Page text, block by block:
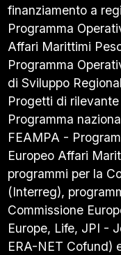
finanziamento a
Programma
Affari Marittimi
Programma
di Sviluppo
Progetti di
Programma
FEAMPA -
Europeo Affari
programmi per la
(Interreg),
Commissione
Europe, Life, JPI -
ERA-NET Cofund)